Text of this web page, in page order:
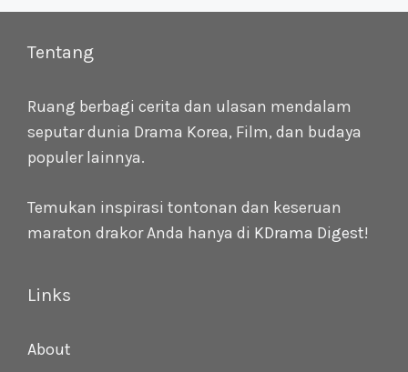
Tentang
Ruang berbagi cerita dan ulasan mendalam
seputar dunia Drama Korea, Film, dan budaya
populer lainnya.
Temukan inspirasi tontonan dan keseruan
maraton drakor Anda hanya di KDrama Digest!
Links
About